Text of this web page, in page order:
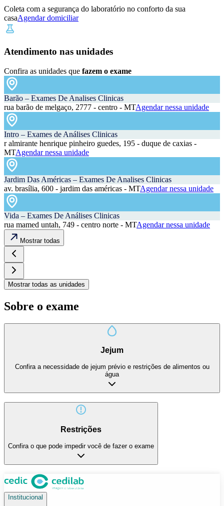
Coleta com a segurança do laboratório no conforto da sua
casaAgendar domiciliar
Atendimento nas unidades
Confira as unidades que fazem o exame
Barão – Exames De Analises Clinicas
rua barão de melgaço, 2777 - centro - MTAgendar nessa unidade
Intro – Exames de Análises Clinicas
r almirante henrique pinheiro guedes, 195 - duque de caxias -
MTAgendar nessa unidade
Jardim Das Américas – Exames De Analises Clinicas
av. brasília, 600 - jardim das américas - MTAgendar nessa unidade
Vida – Exames De Análises Clinicas
rua mamed untah, 749 - centro norte - MTAgendar nessa unidade
Mostrar todas
Mostrar todas as unidades
Sobre o exame
Jejum
Confira a necessidade de jejum prévio e restrições de alimentos ou
água
Restrições
Confira o que pode impedir você de fazer o exame
Institucional